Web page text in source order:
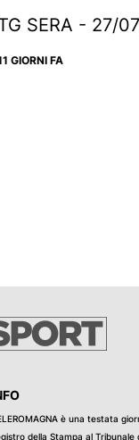
SERA - 27/
GIORNI FA
è una testata
della Stampa al Tribunale